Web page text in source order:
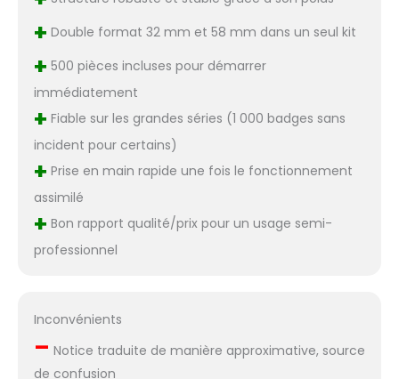
+ Double format 32 mm et 58 mm dans un seul kit
+ 500 pièces incluses pour démarrer
immédiatement
+ Fiable sur les grandes séries (1 000 badges sans
incident pour certains)
+ Prise en main rapide une fois le fonctionnement
assimilé
+ Bon rapport qualité/prix pour un usage semi-
professionnel
Inconvénients
– Notice traduite de manière approximative, source
de confusion